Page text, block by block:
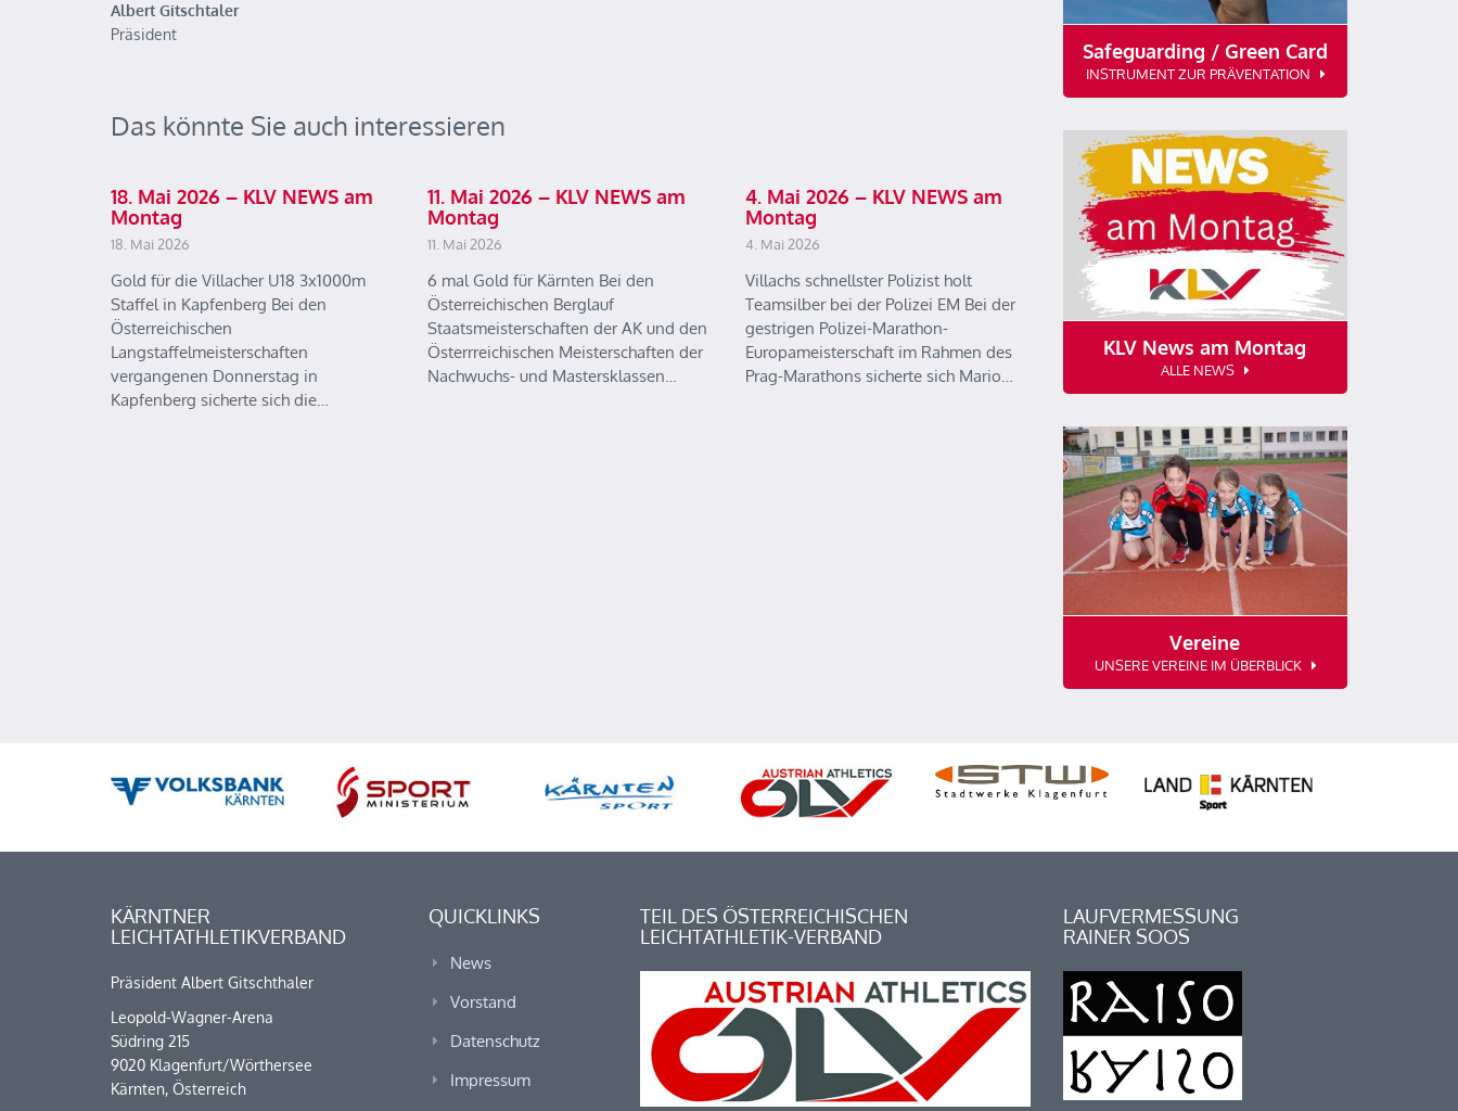
Albert Gitschtaler
Präsident
Das könnte Sie auch interessieren
18. Mai 2026 – KLV NEWS am
Montag
18. Mai 2026
Gold für die Villacher U18 3x1000m
Staffel in Kapfenberg Bei den
Österreichischen
Langstaffelmeisterschaften
vergangenen Donnerstag in
Kapfenberg sicherte sich die…
11. Mai 2026 – KLV NEWS am
Montag
11. Mai 2026
6 mal Gold für Kärnten Bei den
Österreichischen Berglauf
Staatsmeisterschaften der AK und den
Österrreichischen Meisterschaften der
Nachwuchs- und Mastersklassen…
4. Mai 2026 – KLV NEWS am
Montag
4. Mai 2026
Villachs schnellster Polizist holt
Teamsilber bei der Polizei EM Bei der
gestrigen Polizei-Marathon-
Europameisterschaft im Rahmen des
Prag-Marathons sicherte sich Mario…
Safeguarding / Green Card
INSTRUMENT ZUR PRÄVENTATION
KLV News am Montag
ALLE NEWS
Vereine
UNSERE VEREINE IM ÜBERBLICK
KÄRNTNER
LEICHTATHLETIKVERBAND
Präsident Albert Gitschthaler
Leopold-Wagner-Arena
Südring 215
9020 Klagenfurt/Wörthersee
Kärnten, Österreich
QUICKLINKS
News
Vorstand
Datenschutz
Impressum
TEIL DES ÖSTERREICHISCHEN
LEICHTATHLETIK-VERBAND
LAUFVERMESSUNG
RAINER SOOS